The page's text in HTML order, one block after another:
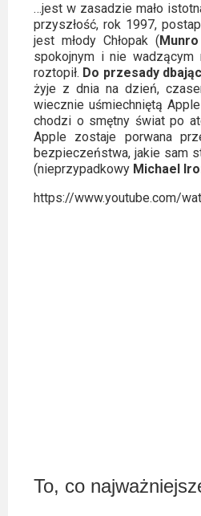
…jest w zasadzie mało
przyszłość, rok 1997,
jest młody Chłopak (
spokojnym i nie
roztopił. Do przesady
żyje z dnia na dzień,
wiecznie uśmiechniętą
chodzi o smętny świat po
Apple zostaje porwana
bezpieczeństwa, jakie sam
(nieprzypadkowy Michael
https://www.youtube.com/
To, co